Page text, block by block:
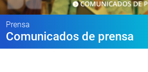
Prensa
Comunicados de prensa